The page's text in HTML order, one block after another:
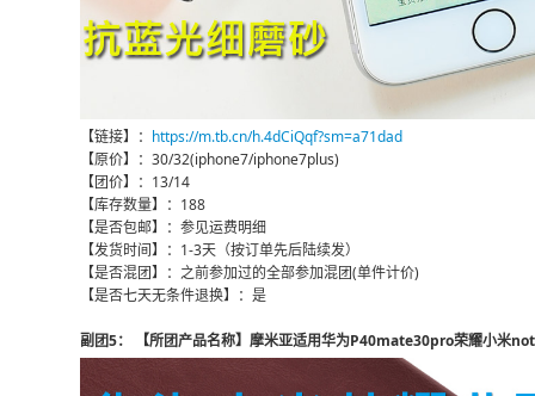
【链接】： https://m.tb.cn/h.4dCiQqf?sm=a71dad
【原价】：30/32(iphone7/iphone7plus)
【团价】：13/14
【库存数量】：188
【是否包邮】：参见运费明细
【发货时间】：1-3天（按订单先后陆续发）
【是否混团】：之前参加过的全部参加混团(单件计价)
【是否七天无条件退换】：是
副团5： 【所团产品名称】摩米亚适用华为P40mate30pro荣耀小米